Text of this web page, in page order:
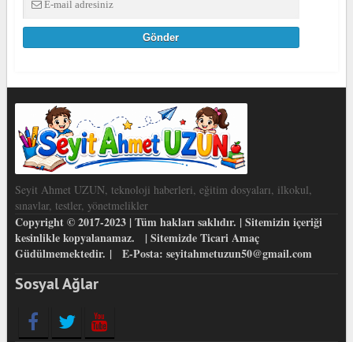
Seyit Ahmet UZUN, teknoloji haberleri, eğitim dosyaları, ilkokul,
sınavlar, testler, yönetmelikler
Copyright © 2017-2023 | Tüm hakları saklıdır. | Sitemizin içeriği
kesinlikle kopyalanamaz. | Sitemizde Ticari Amaç
Güdülmemektedir. | E-Posta: seyitahmetuzun50@gmail.com
Sosyal Ağlar